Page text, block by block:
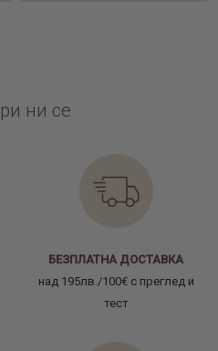
ни се
БЕЗПЛАТНА ДОСТАВКА
над 195лв./100€ с преглед и
тест